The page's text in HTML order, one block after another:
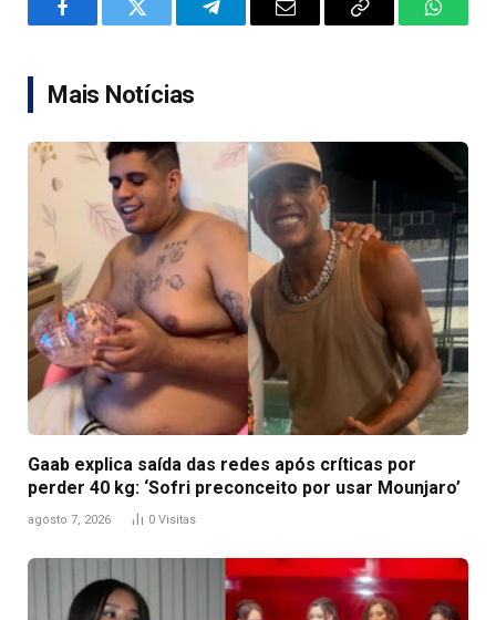
FacebookTwitter TelegramEmail
Copy
Mais Notícias
Gaab explica saída das redes após críticas por
perder 40 kg: ‘Sofri preconceito por usar Mounjaro’
agosto 7, 2026 0 Visitas